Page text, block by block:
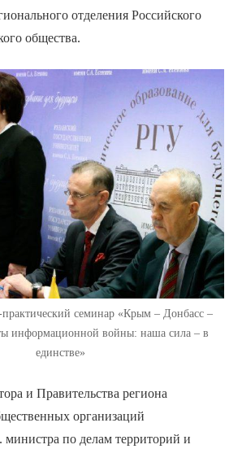
отделения Российского
общества.
семинар «Крым – Донбасс –
информационной войны: наша сила – в
единстве»
и Правительства региона
организаций
министра по делам территорий и